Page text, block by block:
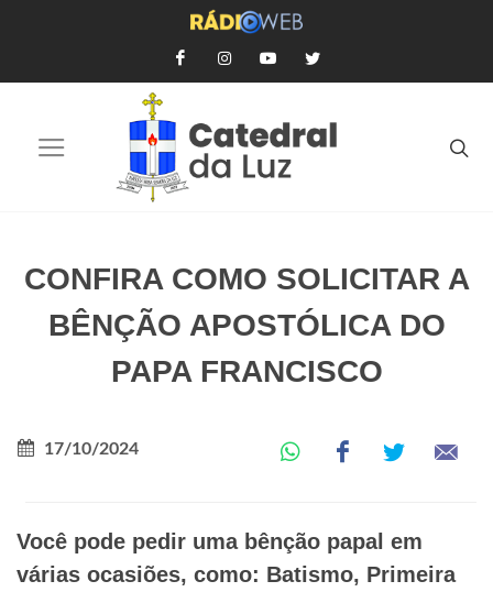
CONFIRA COMO SOLICITAR A
BÊNÇÃO APOSTÓLICA DO
PAPA FRANCISCO
17/10/2024
Você pode pedir uma bênção papal em
várias ocasiões, como: Batismo, Primeira